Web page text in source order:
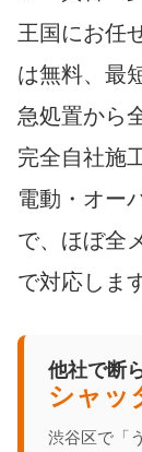
王国にお任
は無料、最
急処置から
完全自社施
電動・オー
で、ほぼ全
で対応しま
他社で断
シャッ
渋谷区で「